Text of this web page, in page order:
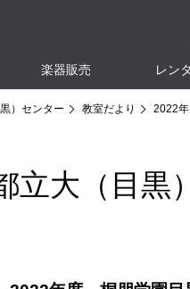
楽器販売 レン
）センター 教室だより 2022
立大（目黒